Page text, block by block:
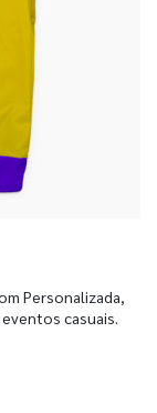
Personalizada,
casuais.